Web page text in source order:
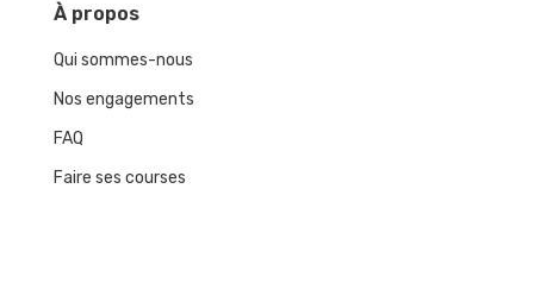
Àpropos
Qui sommes-nous
Nos engagements
FAQ
Faire ses courses